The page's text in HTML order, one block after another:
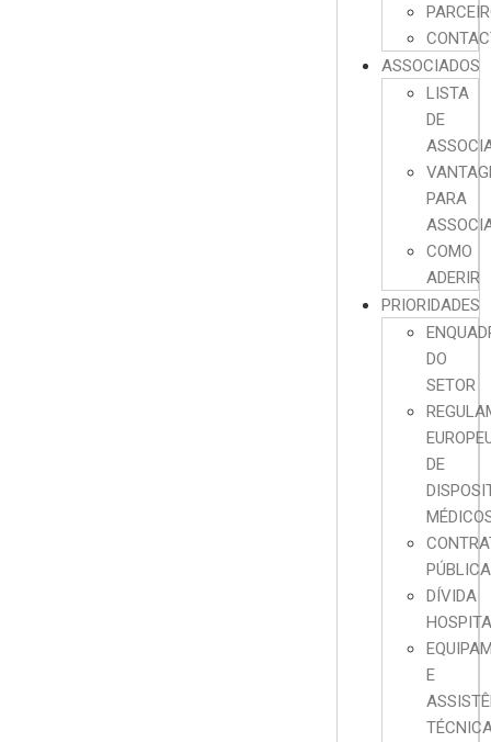
ASSOCIADOS
LISTA
DE
PARA
COMO
ADERIR
PRIORIDADES
DO
SETOR
DE
PÚBLICA
DÍVIDA
E